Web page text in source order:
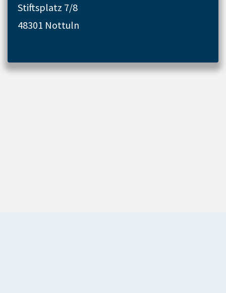
Stiftsplatz 7/8
48301 Nottuln